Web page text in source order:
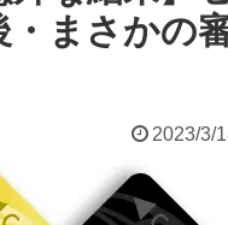
・まさかの
2023/3/